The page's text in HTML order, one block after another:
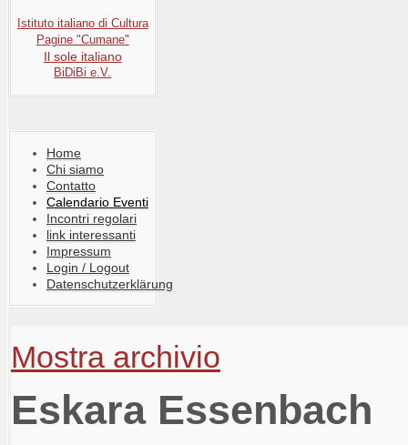
Istituto italiano di Cultura
Pagine "Cumane"
Il sole italiano
BiDiBi e.V.
Home
Chi siamo
Contatto
Calendario Eventi
Incontri regolari
link interessanti
Impressum
Login / Logout
Datenschutzerklärung
Mostra archivio
Eskara Essenbach